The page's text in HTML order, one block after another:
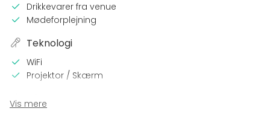
Drikkevarer fra venue
Mødeforplejning
Teknologi
WiFi
Projektor / Skærm
På stedet
Vis mere